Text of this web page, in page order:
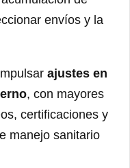
envíos y la
ajustes en
, con mayores
certificaciones y
manejo sanitario